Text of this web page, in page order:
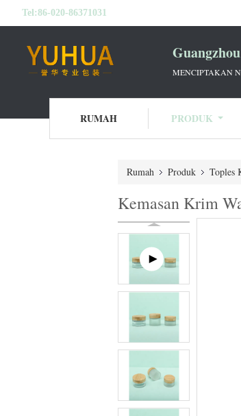
Tel:86-020-86371031
MENCIPTAKAN
RUMAH PRODUK
Rumah Produk Toples
Kemasan Krim